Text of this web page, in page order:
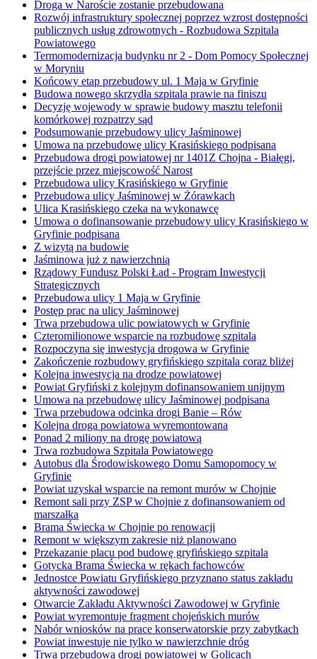
Droga w Naroście zostanie przebudowana
Rozwój infrastruktury społecznej poprzez wzrost dostępności
publicznych usług zdrowotnych - Rozbudowa Szpitala
Powiatowego
Termomodernizacja budynku nr 2 - Dom Pomocy Społecznej
w Moryniu
Końcowy etap przebudowy ul. 1 Maja w Gryfinie
Budowa nowego skrzydła szpitala prawie na finiszu
Decyzję wojewody w sprawie budowy masztu telefonii
komórkowej rozpatrzy sąd
Podsumowanie przebudowy ulicy Jaśminowej
Umowa na przebudowę ulicy Krasińskiego podpisana
Przebudowa drogi powiatowej nr 1401Z Chojna - Białęgi,
przejście przez miejscowość Narost
Przebudowa ulicy Krasińskiego w Gryfinie
Przebudowa ulicy Jaśminowej w Żórawkach
Ulica Krasińskiego czeka na wykonawcę
Umowa o dofinansowanie przebudowy ulicy Krasińskiego w
Gryfinie podpisana
Z wizytą na budowie
Jaśminowa już z nawierzchnią
Rządowy Fundusz Polski Ład - Program Inwestycji
Strategicznych
Przebudowa ulicy 1 Maja w Gryfinie
Postęp prac na ulicy Jaśminowej
Trwa przebudowa ulic powiatowych w Gryfinie
Czteromilionowe wsparcie na rozbudowę szpitala
Rozpoczyna się inwestycja drogowa w Gryfinie
Zakończenie rozbudowy gryfińskiego szpitala coraz bliżej
Kolejna inwestycja na drodze powiatowej
Powiat Gryfiński z kolejnym dofinansowaniem unijnym
Umowa na przebudowę ulicy Jaśminowej podpisana
Trwa przebudowa odcinka drogi Banie – Rów
Kolejna droga powiatowa wyremontowana
Ponad 2 miliony na drogę powiatową
Trwa rozbudowa Szpitala Powiatowego
Autobus dla Środowiskowego Domu Samopomocy w
Gryfinie
Powiat uzyskał wsparcie na remont murów w Chojnie
Remont sali przy ZSP w Chojnie z dofinansowaniem od
marszałka
Brama Świecka w Chojnie po renowacji
Remont w większym zakresie niż planowano
Przekazanie placu pod budowę gryfińskiego szpitala
Gotycka Brama Świecka w rękach fachowców
Jednostce Powiatu Gryfińskiego przyznano status zakładu
aktywności zawodowej
Otwarcie Zakładu Aktywności Zawodowej w Gryfinie
Powiat wyremontuje fragment chojeńskich murów
Nabór wniosków na prace konserwatorskie przy zabytkach
Powiat inwestuje nie tylko w nawierzchnie dróg
Trwa przebudowa drogi powiatowej w Golicach